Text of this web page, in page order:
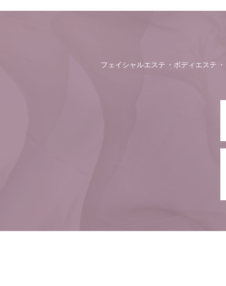
フェイシャルエステ ボディエステ